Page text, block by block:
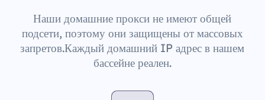
Наши домашние прокси не имеют общей
подсети, поэтому они защищены от массовых
запретов.Каждый домашний IP адрес в нашем
бассейне реален.